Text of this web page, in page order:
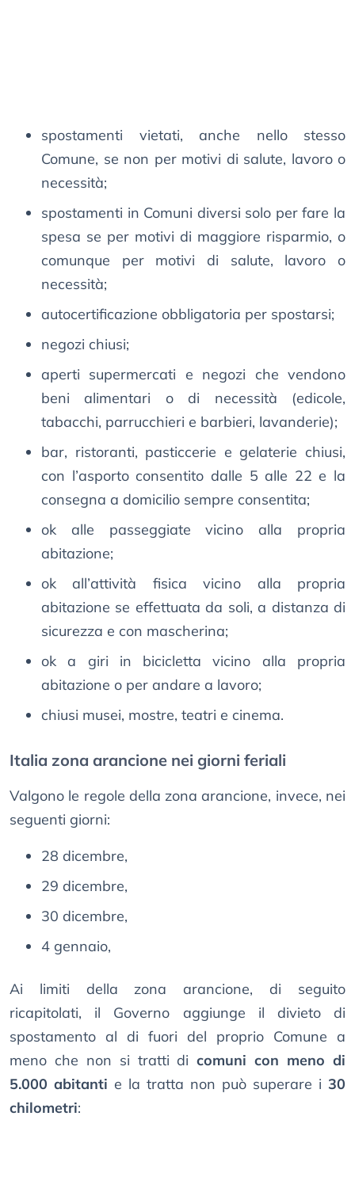
spostamenti vietati, anche nello stesso
Comune, se non per motivi di salute, lavoro o
necessità;
spostamenti in Comuni diversi solo per fare la
spesa se per motivi di maggiore risparmio, o
comunque per motivi di salute, lavoro o
necessità;
autocertificazione obbligatoria per spostarsi;
negozi chiusi;
aperti supermercati e negozi che vendono
beni alimentari o di necessità (edicole,
tabacchi, parrucchieri e barbieri, lavanderie);
bar, ristoranti, pasticcerie e gelaterie chiusi,
con l’asporto consentito dalle 5 alle 22 e la
consegna a domicilio sempre consentita;
ok alle passeggiate vicino alla propria
abitazione;
ok all’attività fisica vicino alla propria
abitazione se effettuata da soli, a distanza di
sicurezza e con mascherina;
ok a giri in bicicletta vicino alla propria
abitazione o per andare a lavoro;
chiusi musei, mostre, teatri e cinema.
Italia zona arancione nei giorni feriali
Valgono le regole della zona arancione, invece, nei
seguenti giorni:
28 dicembre,
29 dicembre,
30 dicembre,
4 gennaio,
Ai limiti della zona arancione, di seguito
ricapitolati, il Governo aggiunge il divieto di
spostamento al di fuori del proprio Comune a
meno che non si tratti dicomuni con meno di
5.000 abitanti e la tratta non può superare i 30
chilometri: